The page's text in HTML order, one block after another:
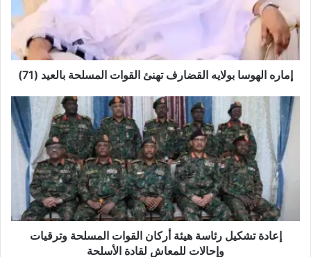
إماره الهوسا بولايه القضارف تهنئ القوات المسلحة بالعيد (71)
إعادة تشكيل رئاسة هيئة أركان القوات المسلحة وترقيات
وإحالات للمعاش لقادة الأسلحة